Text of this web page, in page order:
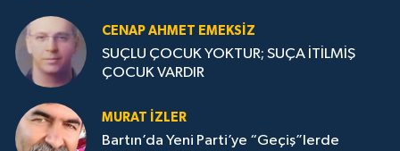
CENAP AHMET EMEKSİZ
SUÇLU ÇOCUK YOKTUR; SUÇA İTİLMİŞ
ÇOCUK VARDIR
MURAT İZLER
Bartın’da Yeni Parti’ye “Geçiş”lerde